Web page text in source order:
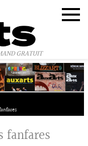
GRATUIT
fanfares